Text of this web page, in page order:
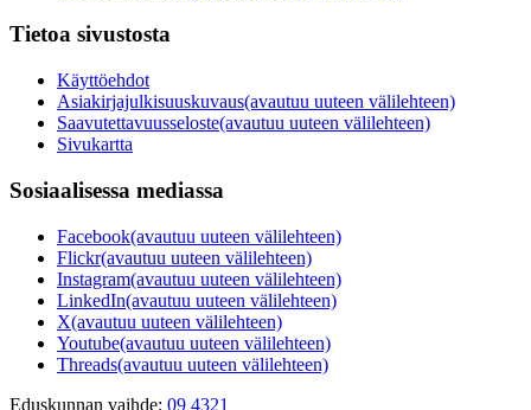
Tietoa sivustosta
Käyttöehdot
Asiakirjajulkisuuskuvaus(avautuu uuteen välilehteen)
Saavutettavuusseloste(avautuu uuteen välilehteen)
Sivukartta
Sosiaalisessa mediassa
Facebook(avautuu uuteen välilehteen)
Flickr(avautuu uuteen välilehteen)
Instagram(avautuu uuteen välilehteen)
LinkedIn(avautuu uuteen välilehteen)
X(avautuu uuteen välilehteen)
Youtube(avautuu uuteen välilehteen)
Threads(avautuu uuteen välilehteen)
Eduskunnan vaihde: 09 4321